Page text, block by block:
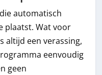
automatisch
plaatst. Wat voor
altijd een verassing,
eenvoudig
geen